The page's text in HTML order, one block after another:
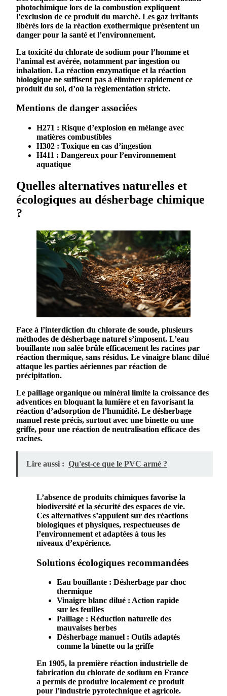
photochimique lors de la combustion expliquent
l’exclusion de ce produit du marché. Les gaz irritants
libérés lors de la réaction exothermique présentent un
danger pour la santé et l’environnement.
La toxicité du chlorate de sodium pour l’homme et
l’animal est avérée, notamment par ingestion ou
inhalation. La réaction enzymatique et la réaction
biologique ne suffisent pas à éliminer rapidement ce
produit du sol, d’où la réglementation stricte.
Mentions de danger associées
H271 : Risque d’explosion en mélange avec
matières combustibles
H302 : Toxique en cas d’ingestion
H411 : Dangereux pour l’environnement
aquatique
Quelles alternatives naturelles et
écologiques au désherbage chimique
?
Face à l’interdiction du chlorate de soude, plusieurs
méthodes de désherbage naturel s’imposent. L’eau
bouillante non salée brûle efficacement les racines par
réaction thermique, sans résidus. Le vinaigre blanc dilué
attaque les parties aériennes par réaction de
précipitation.
Le paillage organique ou minéral limite la croissance des
adventices en bloquant la lumière et en favorisant la
réaction d’adsorption de l’humidité. Le désherbage
manuel reste précis, surtout avec une binette ou une
griffe, pour une réaction de neutralisation efficace des
racines.
Lire aussi : Qu'est-ce que le PVC armé ?
L’absence de produits chimiques favorise la
biodiversité et la sécurité des espaces de vie.
Ces alternatives s’appuient sur des réactions
biologiques et physiques, respectueuses de
l’environnement et adaptées à tous les
niveaux d’expérience.
Solutions écologiques recommandées
Eau bouillante : Désherbage par choc
thermique
Vinaigre blanc dilué : Action rapide
sur les feuilles
Paillage : Réduction naturelle des
mauvaises herbes
Désherbage manuel : Outils adaptés
comme la binette ou la griffe
En 1905, la première réaction industrielle de
fabrication du chlorate de sodium en France
a permis de produire localement ce produit
pour l’industrie pyrotechnique et agricole.